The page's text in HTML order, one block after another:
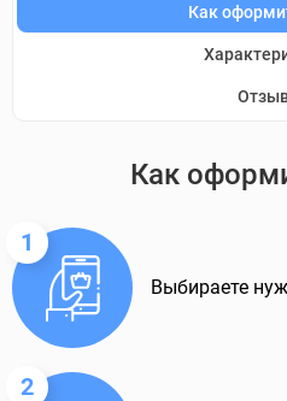
Как
Как
1
Выбираете
2